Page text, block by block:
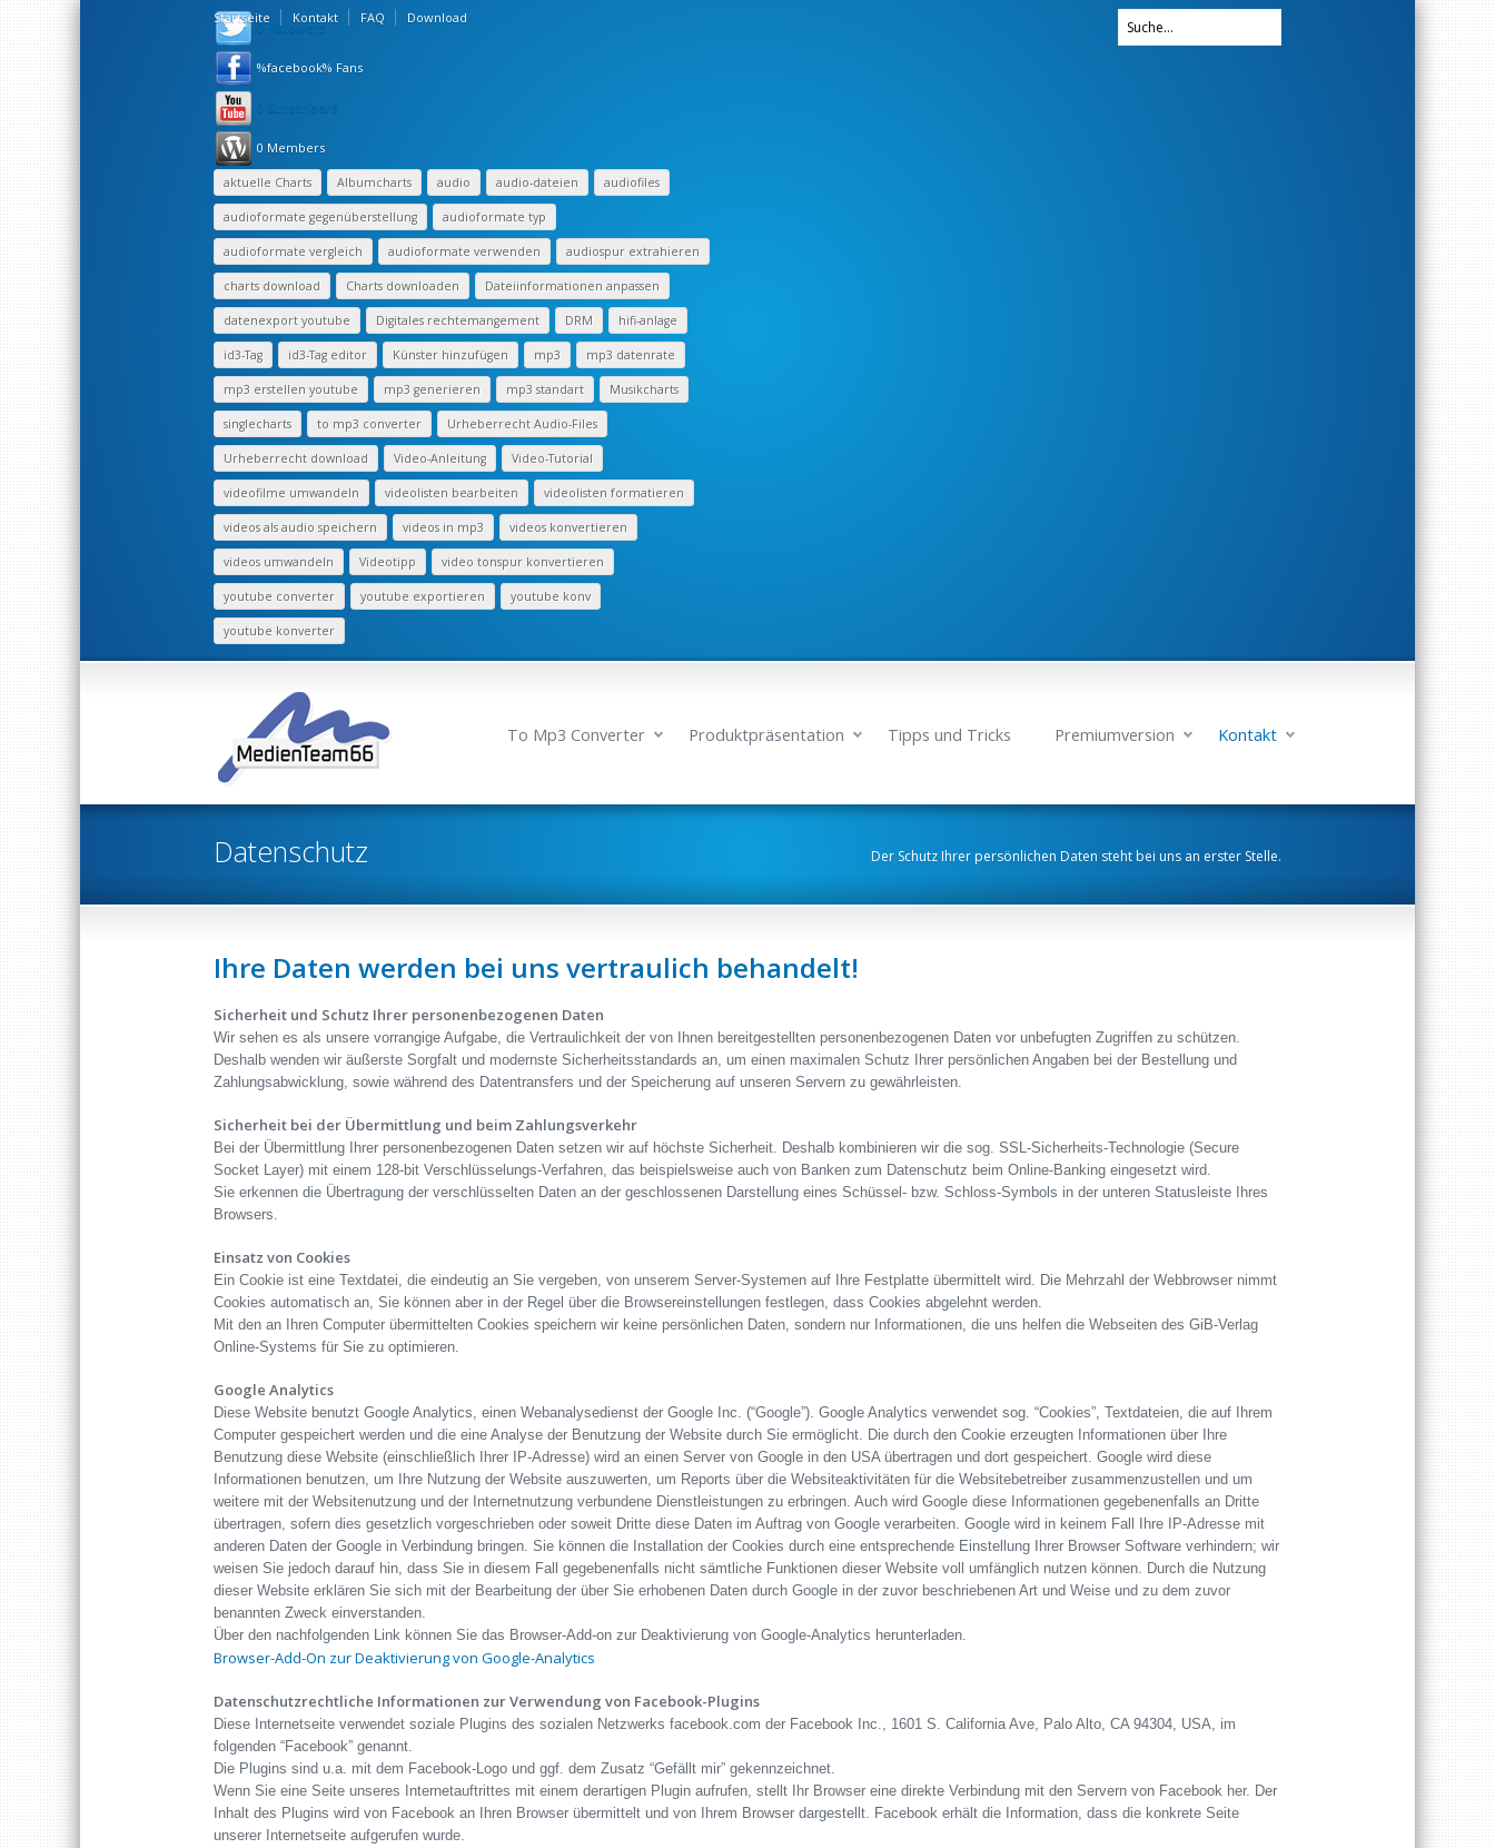
Startseite Kontakt FAQ Download
0 Followers
%facebook% Fans
0 Subscribers
0 Members
aktuelle Charts Albumcharts audio audio-dateien audiofiles
audioformate gegenüberstellung audioformate typ
audioformate vergleich audioformate verwenden audiospur extrahieren
charts download Charts downloaden Dateiinformationen anpassen
datenexport youtube Digitales rechtemangement DRM hifi-anlage
id3-Tag id3-Tag editor Künster hinzufügen mp3 mp3 datenrate
mp3 erstellen youtube mp3 generieren mp3 standart Musikcharts
singlecharts to mp3 converter Urheberrecht Audio-Files
Urheberrecht download Video-Anleitung Video-Tutorial
videofilme umwandeln videolisten bearbeiten videolisten formatieren
videos als audio speichern videos in mp3 videos konvertieren
videos umwandeln Videotipp video tonspur konvertieren
youtube converter youtube exportieren youtube konv
youtube konverter
To Mp3 Converter Produktpräsentation Tipps und Tricks Premiumversion Kontakt
Datenschutz Der Schutz Ihrer persönlichen Daten steht bei uns an erster Stelle.
Ihre Daten werden bei uns vertraulich behandelt!
Sicherheit und Schutz Ihrer personenbezogenen Daten
Wir sehen es als unsere vorrangige Aufgabe, die Vertraulichkeit der von Ihnen bereitgestellten personenbezogenen Daten vor unbefugten Zugriffen zu schützen.
Deshalb wenden wir äußerste Sorgfalt und modernste Sicherheitsstandards an, um einen maximalen Schutz Ihrer persönlichen Angaben bei der Bestellung und
Zahlungsabwicklung, sowie während des Datentransfers und der Speicherung auf unseren Servern zu gewährleisten.
Sicherheit bei der Übermittlung und beim Zahlungsverkehr
Bei der Übermittlung Ihrer personenbezogenen Daten setzen wir auf höchste Sicherheit. Deshalb kombinieren wir die sog. SSL-Sicherheits-Technologie (Secure
Socket Layer) mit einem 128-bit Verschlüsselungs-Verfahren, das beispielsweise auch von Banken zum Datenschutz beim Online-Banking eingesetzt wird.
Sie erkennen die Übertragung der verschlüsselten Daten an der geschlossenen Darstellung eines Schüssel- bzw. Schloss-Symbols in der unteren Statusleiste Ihres
Browsers.
Einsatz von Cookies
Ein Cookie ist eine Textdatei, die eindeutig an Sie vergeben, von unserem Server-Systemen auf Ihre Festplatte übermittelt wird. Die Mehrzahl der Webbrowser nimmt
Cookies automatisch an, Sie können aber in der Regel über die Browsereinstellungen festlegen, dass Cookies abgelehnt werden.
Mit den an Ihren Computer übermittelten Cookies speichern wir keine persönlichen Daten, sondern nur Informationen, die uns helfen die Webseiten des GiB-Verlag
Online-Systems für Sie zu optimieren.
Google Analytics
Diese Website benutzt Google Analytics, einen Webanalysedienst der Google Inc. (“Google”). Google Analytics verwendet sog. “Cookies”, Textdateien, die auf Ihrem
Computer gespeichert werden und die eine Analyse der Benutzung der Website durch Sie ermöglicht. Die durch den Cookie erzeugten Informationen über Ihre
Benutzung diese Website (einschließlich Ihrer IP-Adresse) wird an einen Server von Google in den USA übertragen und dort gespeichert. Google wird diese
Informationen benutzen, um Ihre Nutzung der Website auszuwerten, um Reports über die Websiteaktivitäten für die Websitebetreiber zusammenzustellen und um
weitere mit der Websitenutzung und der Internetnutzung verbundene Dienstleistungen zu erbringen. Auch wird Google diese Informationen gegebenenfalls an Dritte
übertragen, sofern dies gesetzlich vorgeschrieben oder soweit Dritte diese Daten im Auftrag von Google verarbeiten. Google wird in keinem Fall Ihre IP-Adresse mit
anderen Daten der Google in Verbindung bringen. Sie können die Installation der Cookies durch eine entsprechende Einstellung Ihrer Browser Software verhindern; wir
weisen Sie jedoch darauf hin, dass Sie in diesem Fall gegebenenfalls nicht sämtliche Funktionen dieser Website voll umfänglich nutzen können. Durch die Nutzung
dieser Website erklären Sie sich mit der Bearbeitung der über Sie erhobenen Daten durch Google in der zuvor beschriebenen Art und Weise und zu dem zuvor
benannten Zweck einverstanden.
Über den nachfolgenden Link können Sie das Browser-Add-on zur Deaktivierung von Google-Analytics herunterladen.
Browser-Add-On zur Deaktivierung von Google-Analytics
Datenschutzrechtliche Informationen zur Verwendung von Facebook-Plugins
Diese Internetseite verwendet soziale Plugins des sozialen Netzwerks facebook.com der Facebook Inc., 1601 S. California Ave, Palo Alto, CA 94304, USA, im
folgenden “Facebook” genannt.
Die Plugins sind u.a. mit dem Facebook-Logo und ggf. dem Zusatz “Gefällt mir” gekennzeichnet.
Wenn Sie eine Seite unseres Internetauftrittes mit einem derartigen Plugin aufrufen, stellt Ihr Browser eine direkte Verbindung mit den Servern von Facebook her. Der
Inhalt des Plugins wird von Facebook an Ihren Browser übermittelt und von Ihrem Browser dargestellt. Facebook erhält die Information, dass die konkrete Seite
unserer Internetseite aufgerufen wurde.